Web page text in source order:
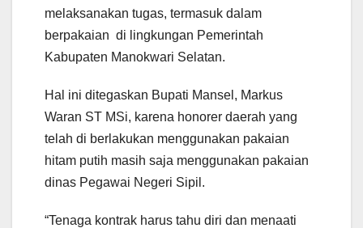
melaksanakan tugas, termasuk dalam
berpakaian di lingkungan Pemerintah
Kabupaten Manokwari Selatan.
Hal ini ditegaskan Bupati Mansel, Markus
Waran ST MSi, karena honorer daerah yang
telah di berlakukan menggunakan pakaian
hitam putih masih saja menggunakan pakaian
dinas Pegawai Negeri Sipil.
“Tenaga kontrak harus tahu diri dan menaati